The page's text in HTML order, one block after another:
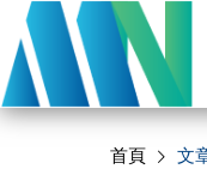
首頁 文